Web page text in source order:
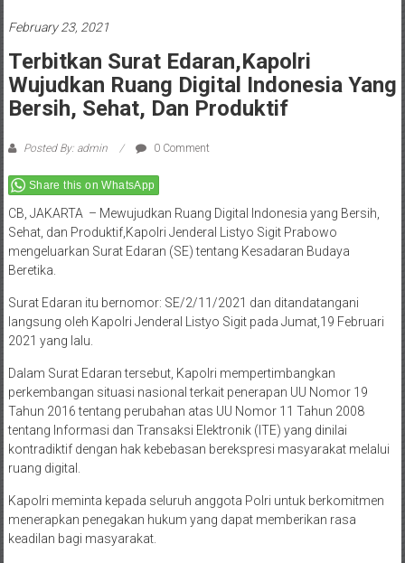
February 23, 2021
Terbitkan Surat Edaran,Kapolri
Wujudkan Ruang Digital Indonesia Yang
Bersih, Sehat, Dan Produktif
Posted By: admin 0 Comment
Share this on WhatsApp
CB, JAKARTA – Mewujudkan Ruang Digital Indonesia yang Bersih,
Sehat, dan Produktif,Kapolri Jenderal Listyo Sigit Prabowo
mengeluarkan Surat Edaran (SE) tentang Kesadaran Budaya
Beretika.
Surat Edaran itu bernomor: SE/2/11/2021 dan ditandatangani
langsung oleh Kapolri Jenderal Listyo Sigit pada Jumat,19 Februari
2021 yang lalu.
Dalam Surat Edaran tersebut, Kapolri mempertimbangkan
perkembangan situasi nasional terkait penerapan UU Nomor 19
Tahun 2016 tentang perubahan atas UU Nomor 11 Tahun 2008
tentang Informasi dan Transaksi Elektronik (ITE) yang dinilai
kontradiktif dengan hak kebebasan berekspresi masyarakat melalui
ruang digital.
Kapolri meminta kepada seluruh anggota Polri untuk berkomitmen
menerapkan penegakan hukum yang dapat memberikan rasa
keadilan bagi masyarakat.